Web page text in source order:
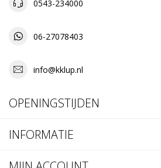
0543-234000
06-27078403
info@kklup.nl
OPENINGSTIJDEN
INFORMATIE